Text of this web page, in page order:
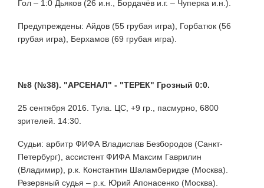
Гол – 1:0 Дьяков (26 и.н., Бордачёв и.г. – Чуперка и.н.).
Предупреждены: Айдов (55 грубая игра), Горбатюк (56
грубая игра), Берхамов (69 грубая игра).
№8 (№38). "АРСЕНАЛ" - "ТЕРЕК" Грозный 0:0.
25 сентября 2016. Тула. ЦС, +9 гр., пасмурно, 6800
зрителей. 14:30.
Судьи: арбитр ФИФА Владислав Безбородов (Санкт-
Петербург), ассистент ФИФА Максим Гаврилин
(Владимир), р.к. Константин Шаламберидзе (Москва).
Резервный судья – р.к. Юрий Апонасенко (Москва).